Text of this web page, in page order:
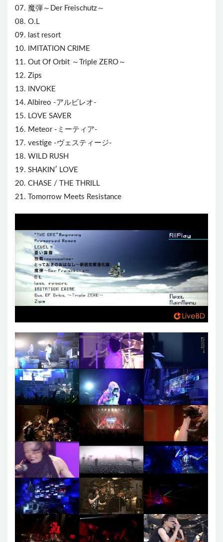
07. 魔弾～Der Freischutz～
08. O.L
09. last resort
10. IMITATION CRIME
11. Out Of Orbit ～Triple ZERO～
12. Zips
13. INVOKE
14. Albireo -アルビレオ-
15. LOVE SAVER
16. Meteor -ミーティア-
17. vestige -ヴェスティージ-
18. WILD RUSH
19. SHAKIN′ LOVE
20. CHASE / THE THRILL
21. Tomorrow Meets Resistance